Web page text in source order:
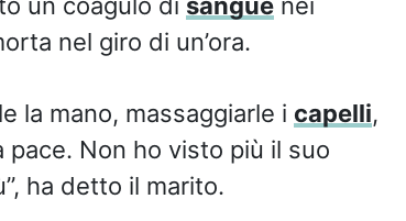
nel giro di un’ora.
la mano, massaggiarle i capelli,
pace. Non ho visto più il suo
ha detto il marito.